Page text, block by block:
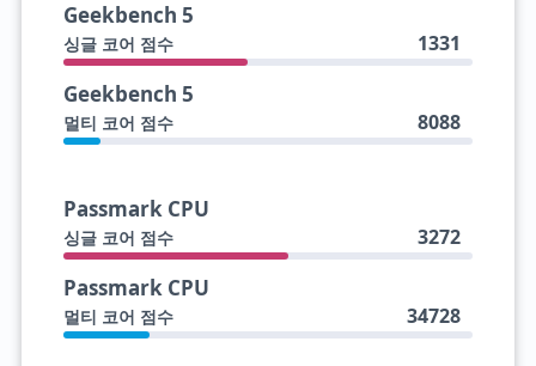
Geekbench 5
싱글 코어 점수 1331
Geekbench 5
멀티 코어 점수 8088
Passmark CPU
싱글 코어 점수 3272
Passmark CPU
멀티 코어 점수 34728